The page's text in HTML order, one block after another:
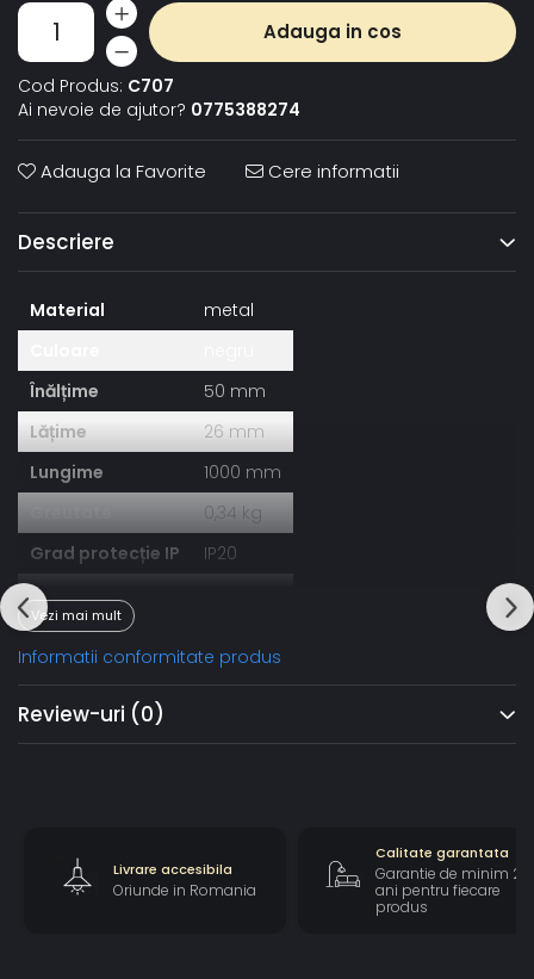
Adauga in cos
Cod Produs: C707
Ai nevoie de ajutor? 0775388274
Adauga la Favorite Cere informatii
Descriere
Material
metal
Înălțime
50 mm
Lățime
26 mm
Lungime
1000 mm
0,34 kg
Grad protecție IP
IP20
Garanție
Vezi mai mult
Informatii conformitate produs
Review-uri (0)
Livrare accesibila
Oriunde in Romania
Calitate garantata
Garantie de minim 2
ani pentru fiecare
produs